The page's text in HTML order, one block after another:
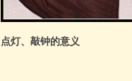
点灯、敲钟的意义